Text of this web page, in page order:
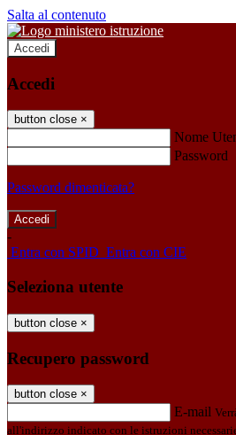
Salta al contenuto
Accedi
Accedi
button close ×
Nome
Password
Password dimenticata?
-
Entra con SPID Entra con CIE
Seleziona utente
button close ×
Recupero password
button close ×
E-mail
all'indirizzo indicato con le istruzioni